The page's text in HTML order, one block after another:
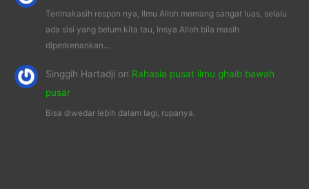
Terimakasih respon nya, Ilmu Alloh memang sangat luas, selalu
ada sisi yang belum kita tau, Insya Alloh bila masih
diperkenankan…
Singgih Hartadjion Rahasia pusat ilmu ghaib bawah
pusar
Bisa diwedar lebih dalam lagi, rupanya.